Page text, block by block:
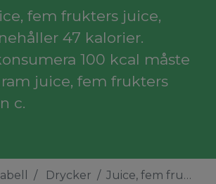
fem frukters juice,
47 kalorier.
100 kcal måste
juice, fem frukters
c.
Drycker Juice, fem frukters juice, vitamin c